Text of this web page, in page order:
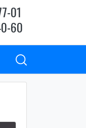
01
60